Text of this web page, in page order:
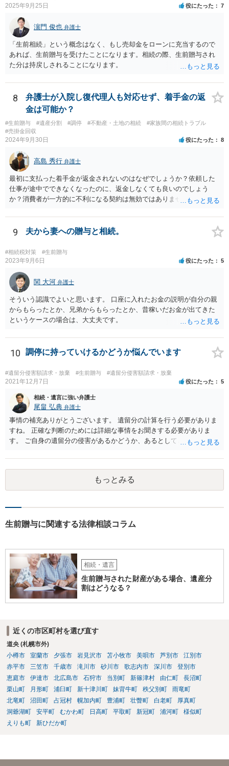
に残し、余剰資金で受取人を友人・団体にした保険を活用。保険金は
相続財産とは別枠で、遺留分対策にも有効と思われます。 ③負担付死
因贈与 「介護・見守り等を条件に、死亡時に財産を渡す」契約。条件
不履行なら無効にでき、老後の安心を担保できます。 ④ 寄附予約＋解
除条件 慈善団体への寄附を予約しつつ、資金不足時は解除できる条項
を設定。 などがあり得るかと思われます。
2025年9月25日 役にたった 7
濵門 俊也 弁護士
「生前相続」という概念はなく、もし売却金をローンに充当するので
あれば、生前贈与を受けたことになります。相続の際、生前贈与され
た分は持戻しされることになります。
8
弁護士が入院し復代理人も対応せず、着手金の返
金は可能か？
#生前贈与 #遺産分割 #調停 #不動産・土地の相続
#家族間の相続トラブル
#売掛金回収
2024年9月30日 役にたった 8
高島 秀行 弁護士
最初に支払った着手金が返金されないのはなぜでしょうか？依頼した
仕事が途中でできなくなったのに、返金しなくても良いのでしょう
か？消費者が一方的に不利になる契約は無効ではありませんか？
務があると思います。 倒れた弁護士が所属する弁護士会に相談さ
れた方がよいと思います。 倒れた弁護士は脳梗塞で倒れたようで
すが、 判断能力があり、復代理を倒れた弁護士の判断で復代理を
選任したのか 即ち、復代理人の選任は有効なのかという問題もあ
ると思います。
9 夫から妻への贈与と相続。
#相続税対策 #生前贈与
2023年9月6日 役にたった 5
関 大河 弁護士
そういう認識でよいと思います。 口座に入れたお金の説明が自分の親
からもらったとか、兄弟からもらったとか、昔稼いだお金が出てきた
というケースの場合は、大丈夫です。
10 調停に持っていけるかどうか悩んでいます
#遺留分侵害額請求・放棄 #生前贈与 #遺留分侵害額請求・放棄
2021年12月7日 役にたった 5
相続・遺言に強い弁護士
尾畠 弘典 弁護士
事情の補充ありがとうございます。 遺留分の計算を行う必要がありま
すね。 正確な判断のためには詳細な事情をお聞きする必要がありま
す。 ご自身の遺留分の侵害があるかどうか、あるとしてどの程度の金
相談されるのが良いと思います。
もっとみる
生前贈与に関連する法律相談コラム
相続・遺言
生前贈与された財産がある場合、遺産分
割はどうなる？
近くの市区町村を選び直す
道央 (札幌市外)
小樽市
室蘭市 夕張市 岩見沢市 苫小牧市 美唄市 芦別市
江別市
赤平市
三笠市 千歳市 滝川市 砂川市 歌志内市 深川市
登別市
恵庭市
伊達市 北広島市 石狩市 当別町 新篠津村 由仁町
長沼町
栗山町
月形町 浦臼町 新十津川町 妹背牛町 秩父別町
雨竜町
北竜町
沼田町 占冠村 幌加内町 豊浦町 壮瞥町 白老町
厚真町
洞爺湖町
安平町 むかわ町 日高町 平取町 新冠町 浦河町
様似町
えりも町
新ひだか町